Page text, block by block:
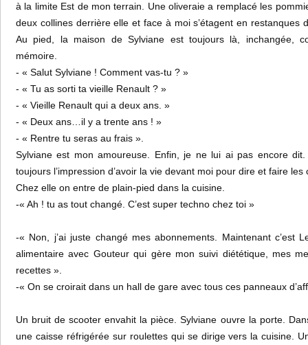
à la limite Est de mon terrain. Une oliveraie a remplacé les
deux collines derrière elle et face à moi s’étagent en restanques
Au pied, la maison de Sylviane est toujours là, inchangée,
mémoire.
- « Salut Sylviane ! Comment vas-tu ? »
- « Tu as sorti ta vieille Renault ? »
- « Vieille Renault qui a deux ans. »
- « Deux ans…il y a trente ans ! »
- « Rentre tu seras au frais ».
Sylviane est mon amoureuse. Enfin, je ne lui ai pas encore
toujours l’impression d’avoir la vie devant moi pour dire et faire les
Chez elle on entre de plain-pied dans la cuisine.
-« Ah ! tu as tout changé. C’est super techno chez toi »
-« Non, j’ai juste changé mes abonnements. Maintenant c’est
alimentaire avec Gouteur qui gère mon suivi diététique, mes
recettes ».
-« On se croirait dans un hall de gare avec tous ces panneaux
Un bruit de scooter envahit la pièce. Sylviane ouvre la porte.
une caisse réfrigérée sur roulettes qui se dirige vers la cuisine.